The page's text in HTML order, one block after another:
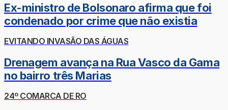
Ex-ministro de Bolsonaro afirma que foi
condenado por crime que não existia
EVITANDO INVASÃO DAS ÁGUAS
Drenagem avança na Rua Vasco da Gama
no bairro três Marias
24º COMARCA DE RO